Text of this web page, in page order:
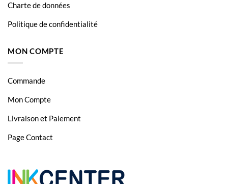
Charte de données
Politique de confidentialité
MON COMPTE
Commande
Mon Compte
Livraison et Paiement
Page Contact